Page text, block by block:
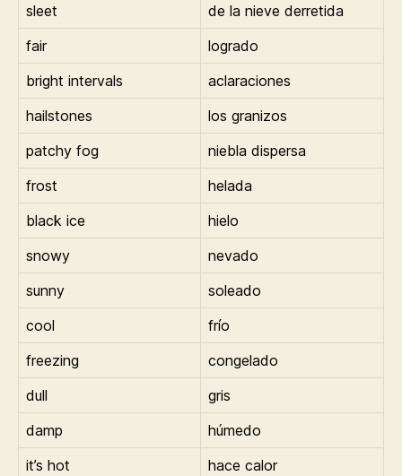
sleet
de la nieve derretida
fair
logrado
bright intervals
aclaraciones
hailstones
los granizos
patchy fog
niebla dispersa
frost
helada
black ice
hielo
snowy
nevado
sunny
soleado
cool
frío
freezing
congelado
dull
gris
damp
húmedo
it’s hot
hace calor